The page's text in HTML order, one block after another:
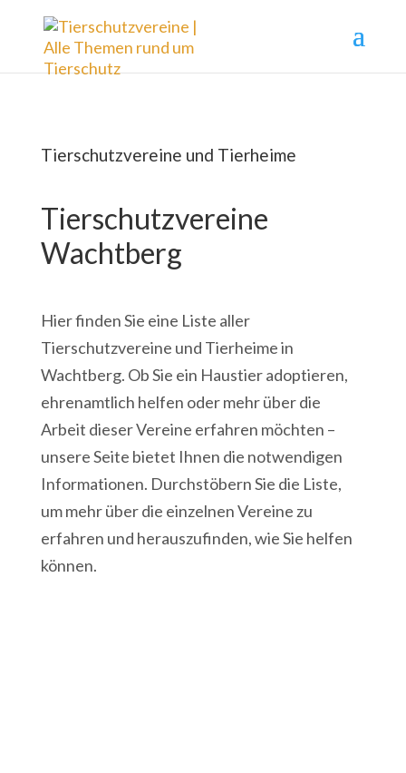
Tierschutzvereine und Tierheime
Tierschutzvereine
Wachtberg
Hier finden Sie eine Liste aller
Tierschutzvereine und Tierheime in
Wachtberg. Ob Sie ein Haustier adoptieren,
ehrenamtlich helfen oder mehr über die
Arbeit dieser Vereine erfahren möchten –
unsere Seite bietet Ihnen die notwendigen
Informationen. Durchstöbern Sie die Liste,
um mehr über die einzelnen Vereine zu
erfahren und herauszufinden, wie Sie helfen
können.